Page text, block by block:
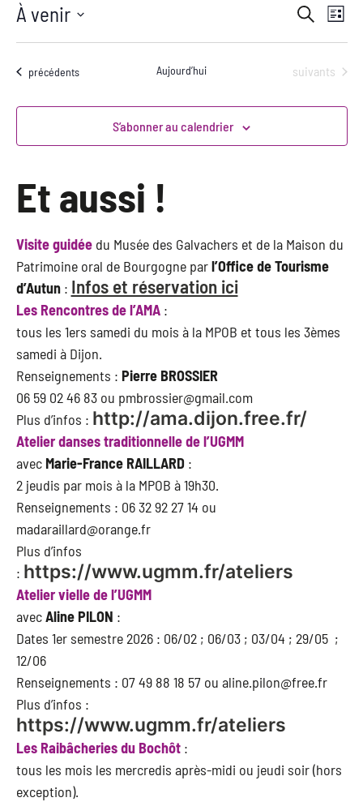
et
Recherche
de
vues
Liste
À venir
date.Évènements
précédents Aujourd’hui Évènements
suivants
S’abonner au calendrier
Et aussi !
Visite guidéedu Musée des Galvachers et de la Maison du
Patrimoine oral de Bourgogne parl’Office de Tourisme
d’Autun: Infos et réservation ici
Les Rencontres de l’AMA:
tous les 1ers samedi du mois à la MPOB et tous les 3èmes
samedi à Dijon.
Renseignements : Pierre BROSSIER
06 59 02 46 83 ou pmbrossier@gmail.com
Plus d’infos : http://ama.dijon.free.fr/
Atelier danses traditionnelle de l’UGMM
avec Marie-France RAILLARD:
2 jeudis par mois à la MPOB à 19h30.
Renseignements : 06 32 92 27 14 ou
madaraillard@orange.fr
Plus d’infos
: https://www.ugmm.fr/ateliers
Atelier vielle de l’UGMM
avecAline PILON :
Dates 1er semestre 2026 : 06/02 ; 06/03 ; 03/04 ; 29/05 ;
12/06
Renseignements : 07 49 88 18 57 ou aline.pilon@free.fr
Plus d’infos :
https://www.ugmm.fr/ateliers
Les Raibâcheries du Bochôt:
tous les mois les mercredis après-midi ou jeudi soir (hors
exception).